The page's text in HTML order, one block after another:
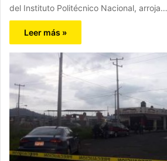
del Instituto Politécnico Nacional, arroja…
Leer más »